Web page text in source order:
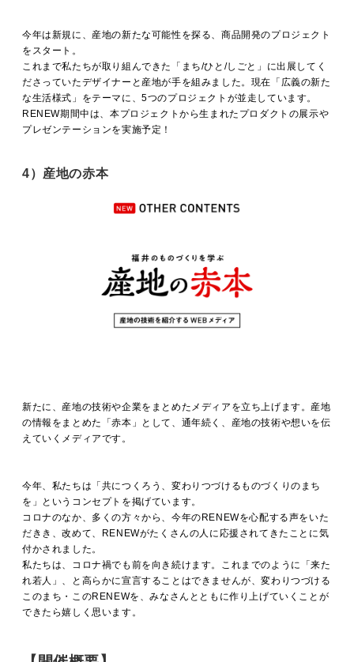
今年は新規に、産地の新たな可能性を探る、商品開発のプロジェクト
をスタート。
これまで私たちが取り組んできた「まち/ひと/しごと」に出展してく
ださっていたデザイナーと産地が手を組みました。現在「広義の新た
な生活様式」をテーマに、5つのプロジェクトが並走しています。
RENEW期間中は、本プロジェクトから生まれたプロダクトの展示や
プレゼンテーションを実施予定！
4）産地の赤本
新たに、産地の技術や企業をまとめたメディアを立ち上げます。産地
の情報をまとめた「赤本」として、通年続く、産地の技術や想いを伝
えていくメディアです。
今年、私たちは「共につくろう、変わりつづけるものづくりのまち
を」というコンセプトを掲げています。
コロナのなか、多くの方々から、今年のRENEWを心配する声をいた
だきき、改めて、RENEWがたくさんの人に応援されてきたことに気
付かされました。
私たちは、コロナ禍でも前を向き続けます。これまでのように「来た
れ若人」、と高らかに宣言することはできませんが、変わりつづける
このまち・このRENEWを、みなさんとともに作り上げていくことが
できたら嬉しく思います。